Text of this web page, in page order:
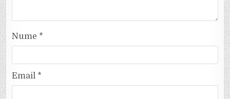
Nume *
Email *